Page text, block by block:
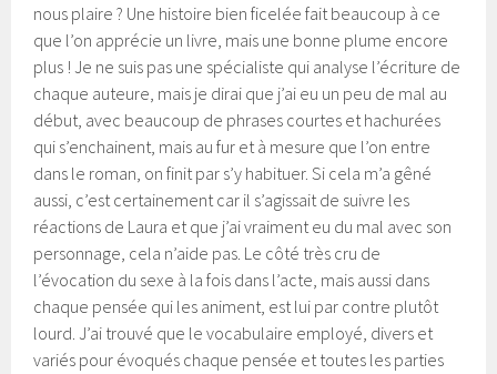
nous plaire ? Une histoire bien ficelée fait beaucoup à ce
que l’on apprécie un livre, mais une bonne plume encore
plus ! Je ne suis pas une spécialiste qui analyse l’écriture de
chaque auteure, mais je dirai que j’ai eu un peu de mal au
début, avec beaucoup de phrases courtes et hachurées
qui s’enchainent, mais au fur et à mesure que l’on entre
dans le roman, on finit par s’y habituer. Si cela m’a gêné
aussi, c’est certainement car il s’agissait de suivre les
réactions de Laura et que j’ai vraiment eu du mal avec son
personnage, cela n’aide pas. Le côté très cru de
l’évocation du sexe à la fois dans l’acte, mais aussi dans
chaque pensée qui les animent, est lui par contre plutôt
lourd. J’ai trouvé que le vocabulaire employé, divers et
variés pour évoqués chaque pensée et toutes les parties